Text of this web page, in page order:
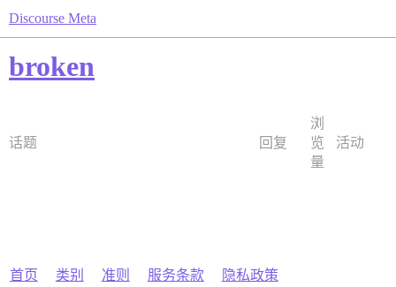
Discourse Meta
broken
话题 回复
浏
览
量
活动
首页 类别 准则 服务条款 隐私政策